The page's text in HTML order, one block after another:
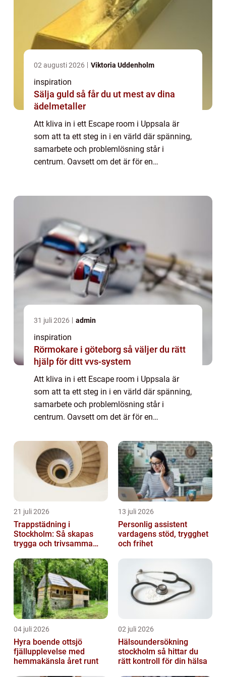
02 augusti 2026 Viktoria Uddenholm
inspiration
Sälja guld så får du ut mest av dina
ädelmetaller
Att kliva in i ett Escape room i Uppsala är
som att ta ett steg in i en värld där spänning,
samarbete och problemlösning står i
centrum. Oavsett om det är för en
31 juli 2026 admin
inspiration
Rörmokare i göteborg så väljer du rätt
hjälp för ditt vvs-system
Att kliva in i ett Escape room i Uppsala är
som att ta ett steg in i en värld där spänning,
samarbete och problemlösning står i
centrum. Oavsett om det är för en
21 juli 2026
Trappstädning i
Stockholm: Så skapas
trygga och trivsamma
13 juli 2026
Personlig assistent
vardagens stöd, trygghet
och frihet
04 juli 2026
Hyra boende ottsjö
fjällupplevelse med
hemmakänsla året runt
02 juli 2026
Hälsoundersökning
stockholm så hittar du
rätt kontroll för din hälsa